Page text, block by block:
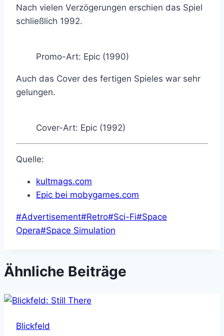
Nach vielen Verzögerungen erschien das Spiel
schließlich 1992.
Promo-Art: Epic (1990)
Auch das Cover des fertigen Spieles war sehr
gelungen.
Cover-Art: Epic (1992)
Quelle:
kultmags.com
Epic bei mobygames.com
Schlagworte:
#Advertisement#Retro#Sci-Fi#Space
Opera#Space Simulation
Ähnliche Beiträge
Blickfeld